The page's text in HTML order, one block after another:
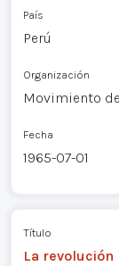
País
Perú
Organización
Movimiento
Fecha
1965-07-01
Título
La revolución